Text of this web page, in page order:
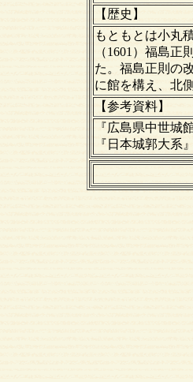
【歴史】
もともとは小丸
（1601）福島
た。福島正則の
に館を構え、北
【参考資料】
『広島県中世城
『日本城郭大系